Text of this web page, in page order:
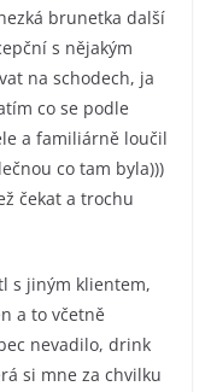
brunetka další
s nějakým
na schodech, ja
co se podle
a familiárně loučil
co tam byla)))
čekat a trochu
s jiným klientem,
a to včetně
nevadilo, drink
si mne za chvilku